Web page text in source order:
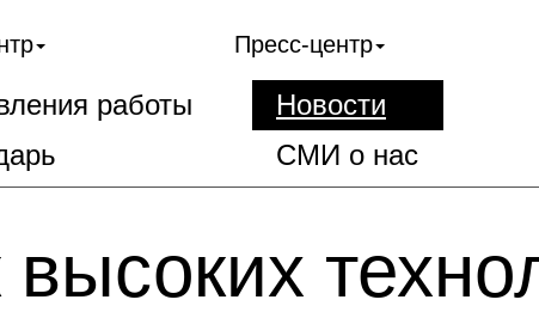
работы
Пресс-центр
Новости
СМИ о нас